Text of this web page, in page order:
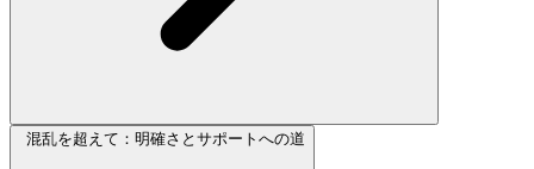
混乱を超えて：明確さとサポートへの道